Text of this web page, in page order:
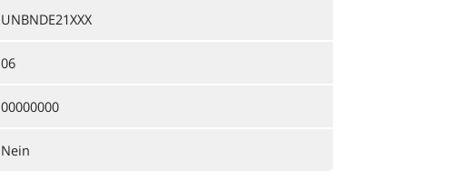
UNBNDE21XXX
06
00000000
Nein